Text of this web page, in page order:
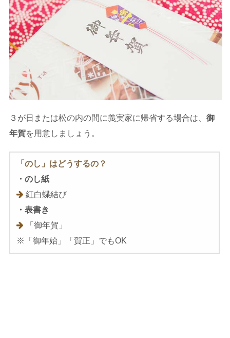
３が日または松の内の間に義実家に帰省する場合は、 御
年賀を用意しましょう。
「のし」はどうするの？
・のし紙
紅白蝶結び
・表書き
「御年賀」
※「御年始」「賀正」でもOK